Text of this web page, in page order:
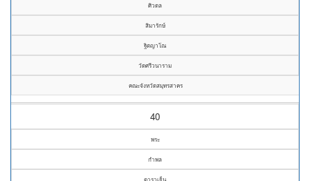
ศิวดล
สิมารักษ์
ฐิตญาโณ
วัดศรีวนาราม
คณะจังหวัดสมุทรสาคร
40
พระ
กำพล
ดาราเย็น